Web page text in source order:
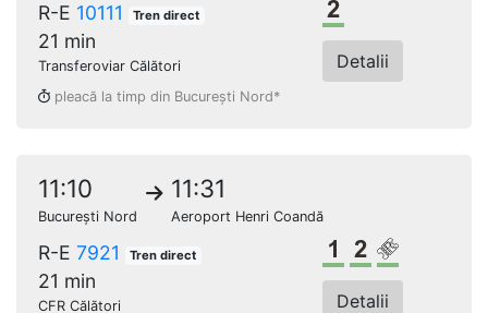
R-E 10111 Tren direct
21 min
Transferoviar Călători Detalii
pleacă la timp din București Nord*
11:10
București Nord
11:31
Aeroport Henri Coandă
R-E 7921 Tren direct
21 min
CFR Călători
Clasa 1Clasa a 2-a
Loc
Detalii